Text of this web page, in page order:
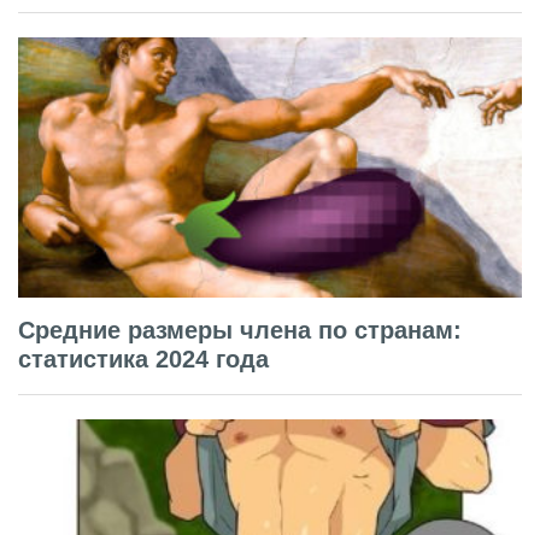
Средние размеры члена по странам:
статистика 2024 года